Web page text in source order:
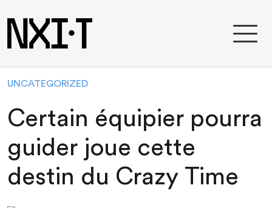
UNCATEGORIZED
Certain équipier pourra
guider joue cette
destin du Crazy Time